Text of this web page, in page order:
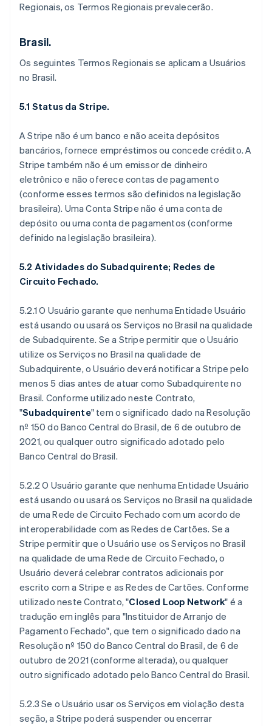
Regionais, os Termos Regionais prevalecerão.
Brasil.
Os seguintes Termos Regionais se aplicam a Usuários
no Brasil.
5.1 Status da Stripe.
A Stripe não é um banco e não aceita depósitos
bancários, fornece empréstimos ou concede crédito. A
Stripe também não é um emissor de dinheiro
eletrônico e não oferece contas de pagamento
(conforme esses termos são definidos na legislação
brasileira). Uma Conta Stripe não é uma conta de
depósito ou uma conta de pagamentos (conforme
definido na legislação brasileira).
5.2 Atividades do Subadquirente; Redes de
Circuito Fechado.
5.2.1 O Usuário garante que nenhuma Entidade Usuário
está usando ou usará os Serviços no Brasil na qualidade
de Subadquirente. Se a Stripe permitir que o Usuário
utilize os Serviços no Brasil na qualidade de
Subadquirente, o Usuário deverá notificar a Stripe pelo
menos 5 dias antes de atuar como Subadquirente no
Brasil. Conforme utilizado neste Contrato,
"Subadquirente" tem o significado dado na Resolução
nº 150 do Banco Central do Brasil, de 6 de outubro de
2021, ou qualquer outro significado adotado pelo
Banco Central do Brasil.
5.2.2 O Usuário garante que nenhuma Entidade Usuário
está usando ou usará os Serviços no Brasil na qualidade
de uma Rede de Circuito Fechado com um acordo de
interoperabilidade com as Redes de Cartões. Se a
Stripe permitir que o Usuário use os Serviços no Brasil
na qualidade de uma Rede de Circuito Fechado, o
Usuário deverá celebrar contratos adicionais por
escrito com a Stripe e as Redes de Cartões. Conforme
utilizado neste Contrato, "Closed Loop Network" é a
tradução em inglês para "Instituidor de Arranjo de
Pagamento Fechado", que tem o significado dado na
Resolução nº 150 do Banco Central do Brasil, de 6 de
outubro de 2021 (conforme alterada), ou qualquer
outro significado adotado pelo Banco Central do Brasil.
5.2.3 Se o Usuário usar os Serviços em violação desta
seção, a Stripe poderá suspender ou encerrar